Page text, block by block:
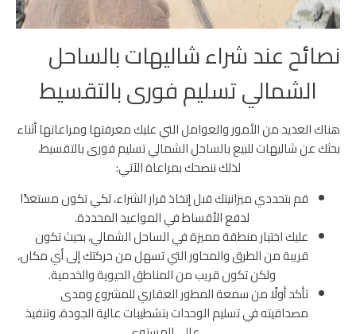
نصائح عند شراء شاليهات بالساحل
الشمالي تسليم فورى بالتقسيط
هناك العديد من الأمور والعوامل التي عليك معرفتها ومراعاتها أثناء
بحثك عن شاليهات للبيع بالساحل الشمالي تسليم فورى بالتقسيط،
لذلك ننصحك بمراعاة الآتي:
قم بتحددي ميزانيتك قبل إتخاذ قرار الشراء، لكي تكون مستعدًا
لدفع الأقساط في المواعيد المحددة.
عليك اختيار منطقة مميزة في الساحل الشمالي، بحيث تكون
قريبة من الطرق والمحاور التي تسهل من حركتك إلى أي مكان،
ولكن تكون قريب من المناطق الحيوية والخدمية.
تأكد أولًا من سمعة المطور العقاري للمشروع ومدى
مصداقيته في تسليم الوحدات بتشطيبات عالية الجودة، وتنفيذ